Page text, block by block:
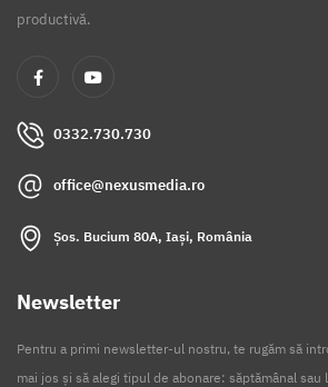
productivă.
0332.730.730
office@nexusmedia.ro
Șos. Bucium 80A, Iași, România
Newsletter
Pentru a primi newsletter-ul nostru, te rugăm să
mai jos și să alegi tipul de abonare: săptămânal sau